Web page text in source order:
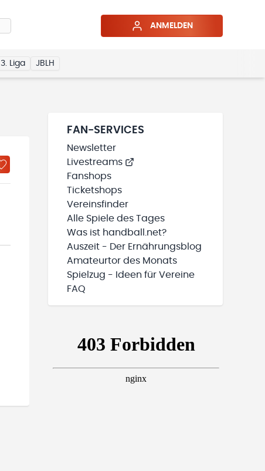
ANMELDEN
3. Liga JBLH
FAN-SERVICES
Newsletter
Livestreams
Fanshops
Ticketshops
Vereinsfinder
Alle Spiele des Tages
Was ist handball.net?
Auszeit - Der Ernährungsblog
Amateurtor des Monats
Spielzug - Ideen für Vereine
FAQ